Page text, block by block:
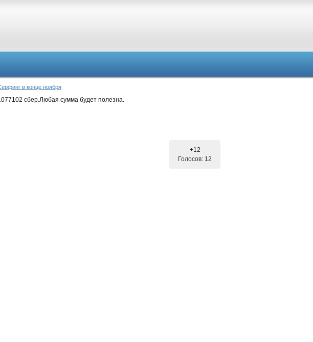
в конце ноября
сбер.Любая сумма будет полезна.
+12
Голосов: 12